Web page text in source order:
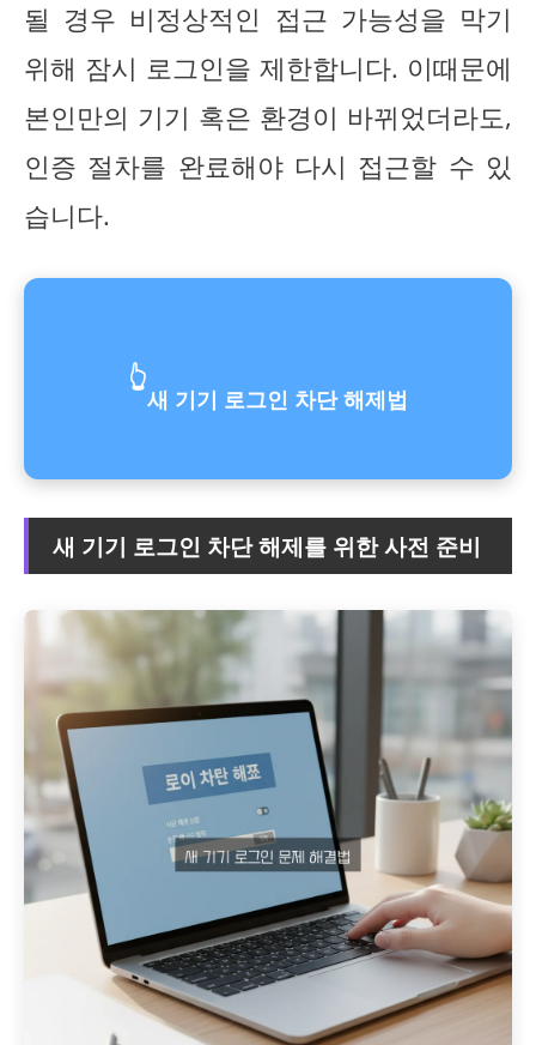
될 경우 비정상적인 접근 가능성을 막기
위해 잠시 로그인을 제한합니다. 이때문에
본인만의 기기 혹은 환경이 바뀌었더라도,
인증 절차를 완료해야 다시 접근할 수 있
습니다.
👆
새 기기 로그인 차단 해제법
새 기기 로그인 차단 해제를 위한 사전 준비